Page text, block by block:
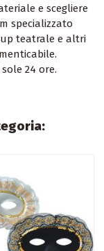
e scegliere
specializzato
teatrale e altri
24 ore.